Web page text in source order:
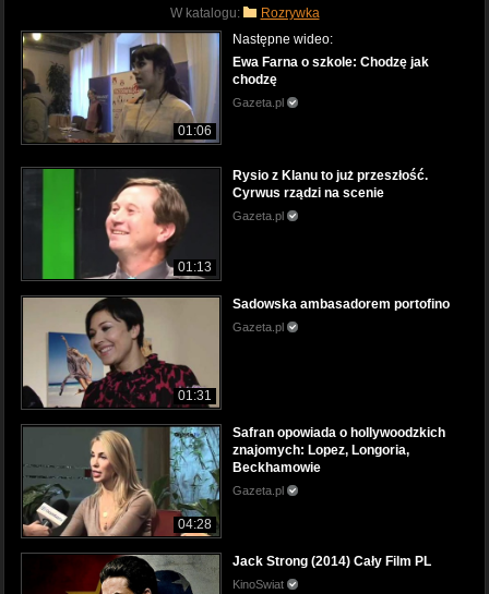
W katalogu: Rozrywka
01:06
Następne wideo:
Ewa Farna o szkole: Chodzę jak
chodzę
Gazeta.pl
01:13
Rysio z Klanu to już przeszłość.
Cyrwus rządzi na scenie
Gazeta.pl
01:31
Sadowska ambasadorem portofino
Gazeta.pl
04:28
Safran opowiada o hollywoodzkich
znajomych: Lopez, Longoria,
Beckhamowie
Gazeta.pl
Jack Strong (2014) Cały Film PL
KinoSwiat